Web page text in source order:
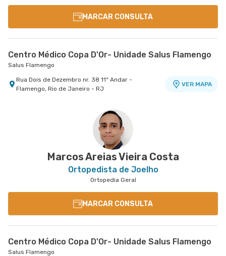
MARCAR CONSULTA
Centro Médico Copa D'Or- Unidade Salus Flamengo
Salus Flamengo
Rua Dois de Dezembro nr. 38 11º Andar -
Flamengo, Rio de Janeiro - RJ
VER MAPA
Marcos Areias Vieira Costa
Ortopedista de Joelho
Ortopedia Geral
MARCAR CONSULTA
Centro Médico Copa D'Or- Unidade Salus Flamengo
Salus Flamengo